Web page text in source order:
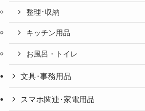
整理･収納
キッチン用品
お風呂・トイレ
文具･事務用品
スマホ関連･家電用品